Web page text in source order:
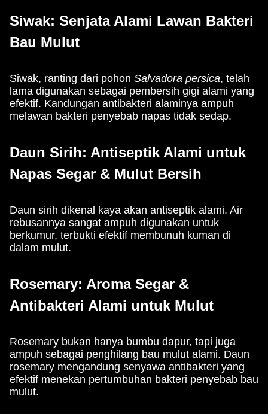
Siwak: Senjata Alami Lawan Bakteri
Bau Mulut
Siwak, ranting dari pohon Salvadora persica, telah
lama digunakan sebagai pembersih gigi alami yang
efektif. Kandungan antibakteri alaminya ampuh
melawan bakteri penyebab napas tidak sedap.
Daun Sirih: Antiseptik Alami untuk
Napas Segar & Mulut Bersih
Daun sirih dikenal kaya akan antiseptik alami. Air
rebusannya sangat ampuh digunakan untuk
berkumur, terbukti efektif membunuh kuman di
dalam mulut.
Rosemary: Aroma Segar &
Antibakteri Alami untuk Mulut
Rosemary bukan hanya bumbu dapur, tapi juga
ampuh sebagai penghilang bau mulut alami. Daun
rosemary mengandung senyawa antibakteri yang
efektif menekan pertumbuhan bakteri penyebab bau
mulut.